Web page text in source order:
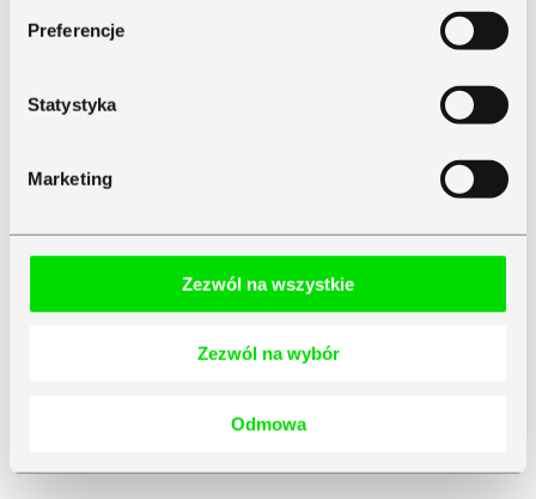
Preferencje
Statystyka
Marketing
Zezwól na wszystkie
Zezwól na wybór
Odmowa